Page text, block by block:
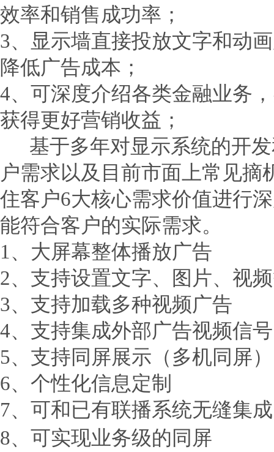
效率和销售成功率；
3、显示墙直接投放文字和动
降低广告成本；
4、可深度介绍各类金融业务
获得更好营销收益；
基于多年对显示系统的开发
户需求以及目前市面上常见摘
住客户6大核心需求价值进行
能符合客户的实际需求。
1、大屏幕整体播放广告
2、支持设置文字、图片、视
3、支持加载多种视频广告
4、支持集成外部广告视频信号
5、支持同屏展示（多机同屏）
6、个性化信息定制
7、可和已有联播系统无缝集成
8、可实现业务级的同屏